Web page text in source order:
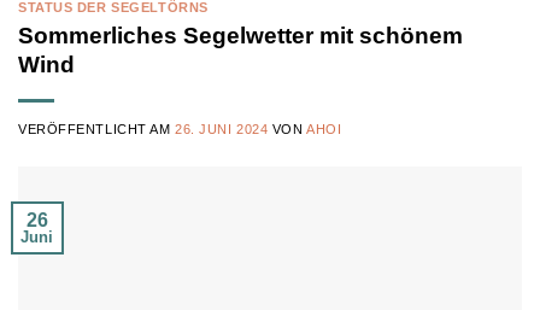
STATUS DER SEGELTÖRNS
Sommerliches Segelwetter mit schönem
Wind
VERÖFFENTLICHT AM26. JUNI 2024 VONAHOI
26
Juni